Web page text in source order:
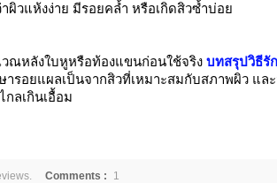
ผิวแห้งง่าย มีรอยคล้ำ หรือเกิดสิวซ้ำบ่อ
ณหลังใบหูหรือท้องแขนก่อนใช้จริง บทสรุปวิธีรั
ยแผลเป็นจากสิวที่เหมาะสมกับสภาพผิว แล
ลเกินเอื้อม
Comments : 1